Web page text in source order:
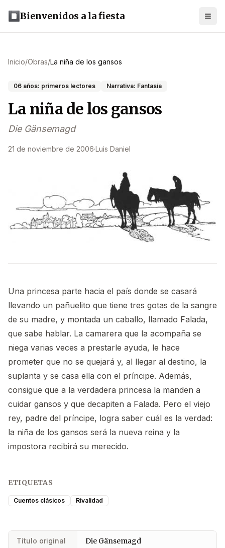
Bienvenidos a la fiesta
Inicio/Obras/La niña de los gansos
06 años: primeros lectores Narrativa: Fantasía
La niña de los gansos
Die Gänsemagd
21 de noviembre de 2006·Luis Daniel
Una princesa parte hacia el país donde se casará
llevando un pañuelito que tiene tres gotas de la sangre
de su madre, y montada un caballo, llamado Falada,
que sabe hablar. La camarera que la acompaña se
niega varias veces a prestarle ayuda, le hace
prometer que no se quejará y, al llegar al destino, la
suplanta y se casa ella con el príncipe. Además,
consigue que a la verdadera princesa la manden a
cuidar gansos y que decapiten a Falada. Pero el viejo
rey, padre del príncipe, logra saber cuál es la verdad:
la niña de los gansos será la nueva reina y la
impostora recibirá su merecido.
ETIQUETAS
Cuentos clásicos Rivalidad
Título original Die Gänsemagd